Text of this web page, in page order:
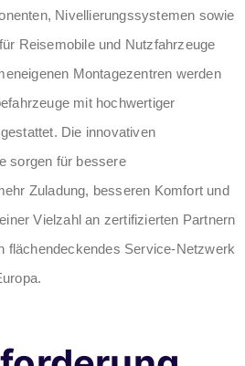
Nivellierungssystemen sowie
Reisemobile und Nutzfahrzeuge
Montagezentren werden
mit hochwertiger
Die innovativen
sorgen für bessere
Zuladung, besseren Komfort und
Vielzahl an zertifizierten Partnern
flächendeckendes Service-Netzwerk